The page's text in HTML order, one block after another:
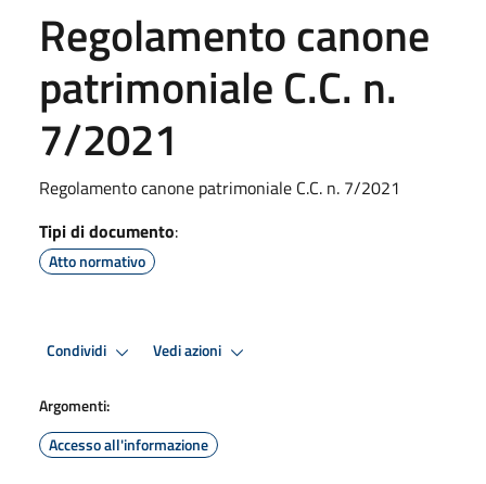
Regolamento canone
patrimoniale C.C. n.
7/2021
Regolamento canone patrimoniale C.C. n. 7/2021
Tipi di documento:
Atto normativo
Condividi Vedi azioni
Argomenti:
Accesso all'informazione